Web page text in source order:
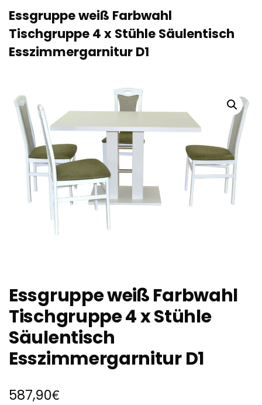
Essgruppe weiß Farbwahl
Tischgruppe 4 x Stühle Säulentisch
Esszimmergarnitur D1
Essgruppe weiß Farbwahl
Tischgruppe 4 x Stühle
Säulentisch
Esszimmergarnitur D1
587,90€